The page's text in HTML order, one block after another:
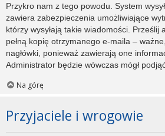
Przykro nam z tego powodu. System
zawiera zabezpieczenia umożliwiające
którzy wysyłają takie wiadomości. Prześlij
pełną kopię otrzymanego e-maila –
nagłówki, ponieważ zawierają one
Administrator będzie wówczas mógł
Na górę
Przyjaciele i wrogowie